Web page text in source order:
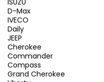
ISUZU
D-Max
IVECO
Daily
JEEP
Cherokee
Commander
Compass
Grand Cherokee